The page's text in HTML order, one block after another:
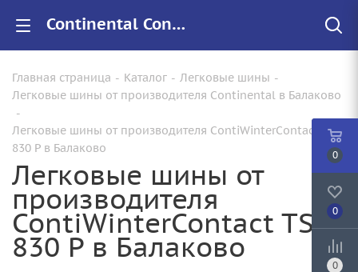
Continental ContiWinterContact TS 830 P купить в Балаково, цены на резину ContiWinterContact TS 830 P для авто
Главная страница - Каталог - Легковые шины -
Легковые шины от производителя Continental в Балаково
-
Легковые шины от производителя ContiWinterContact TS
830 P в Балаково
Легковые шины от
производителя
ContiWinterContact TS
830 P в Балаково
0
0
0